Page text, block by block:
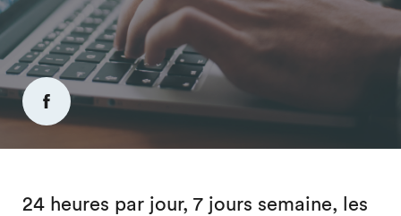
24 heures par jour, 7 jours semaine, les